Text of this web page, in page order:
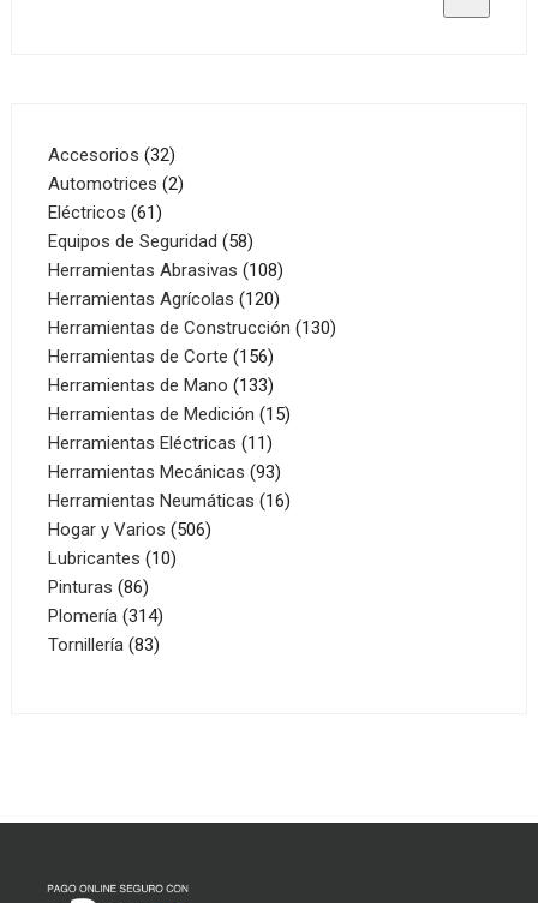
Accesorios 3232
productos
Automotrices 22
Eléctricos 6161
productos
Equipos de Seguridad 5858
productos
Herramientas Abrasivas 108108
productos
Herramientas Agrícolas 120120
productos
Herramientas de Construcción 130130
Herramientas de Corte 156156
productos
Herramientas de Mano 133133
productos
Herramientas de Medición 1515
Herramientas Eléctricas 1111
productos
Herramientas Mecánicas 9393
productos
Herramientas Neumáticas 1616
Hogar y Varios 506506
Lubricantes 1010
Pinturas 8686
productos
Plomería 314314
productos
Tornillería 8383